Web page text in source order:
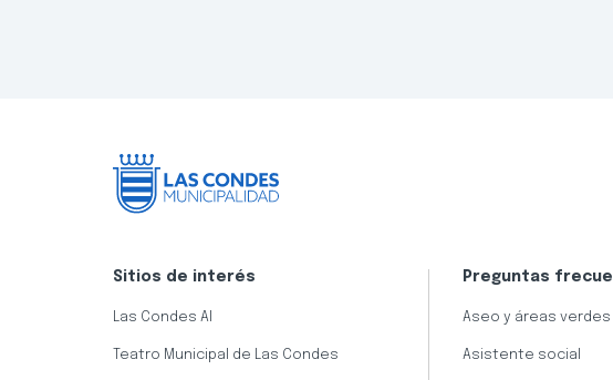
Sitios de interés
Las Condes AI
Teatro Municipal de Las Condes
Preguntas
Aseo y áreas verdes
Asistente social